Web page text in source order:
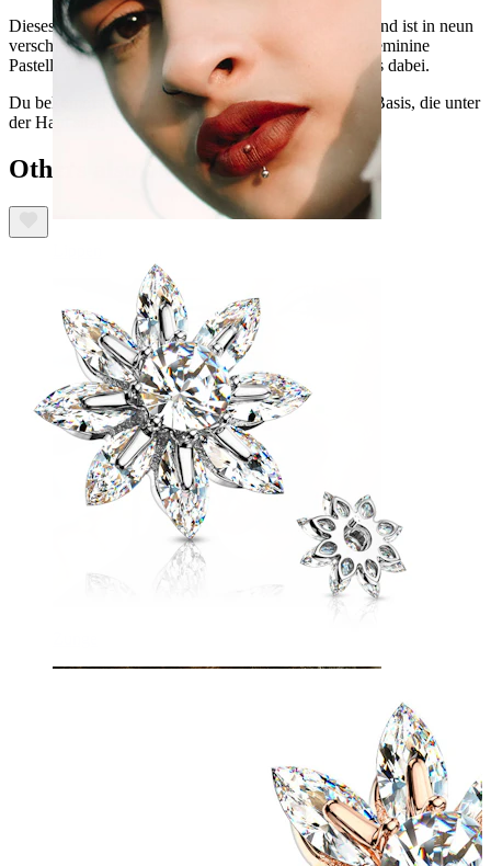
Dieses Dermal wurde aus Chirurgenstahl hergestellt und ist in neun
verschiedenen Farben erhältlich. Von klassisch klar, feminine
Pastelltöne oder auch kräftige Farben - wir haben alles dabei.
Du bekommst hier nur das Dermal Top. Die Dermal Basis, die unter
der Haut sitzt, ist nicht im Preis inklusive.
Others also bought